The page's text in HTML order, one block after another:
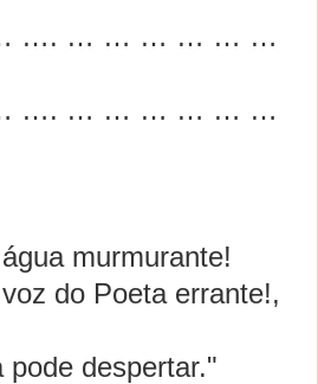
…. … … … … … …
…. … … … … … …
a murmurante!
do Poeta errante!,
pode despertar."